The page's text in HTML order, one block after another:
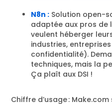
N8n : Solution open-
adaptée aux pros de
veulent héberger
industries,
confidentialité).
techniques, mais la
Ça plaît aux DSI !
Chiffre d’usage :